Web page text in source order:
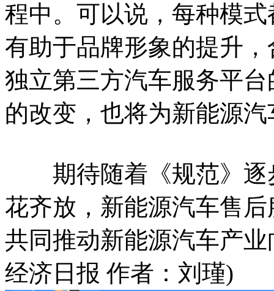
程中。可以说，每种模
有助于品牌形象的提升
独立第三方汽车服务平
的改变，也将为新能源
期待随着《规范》逐
花齐放，新能源汽车售
共同推动新能源汽车产
经济日报 作者：刘瑾)